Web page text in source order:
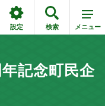
設定 検索 メニュー
記念町民企